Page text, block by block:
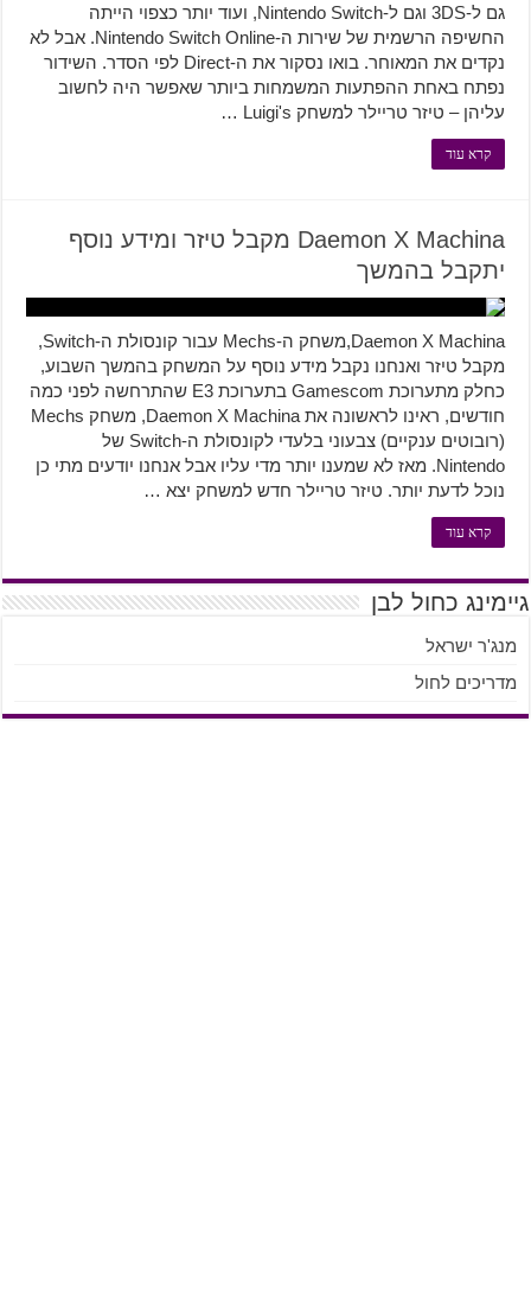
גם ל-3DS וגם ל-Nintendo Switch, ועוד יותר כצפוי הייתה
החשיפה הרשמית של שירות ה-Nintendo Switch Online. אבל לא
נקדים את המאוחר. בואו נסקור את ה-Direct לפי הסדר. השידור
נפתח באחת ההפתעות המשמחות ביותר שאפשר היה לחשוב
עליהן – טיזר טריילר למשחק Luigi's …
קרא עוד
Daemon X Machina מקבל טיזר ומידע נוסף
יתקבל בהמשך
Daemon X Machina,משחק ה-Mechs עבור קונסולת ה-Switch,
מקבל טיזר ואנחנו נקבל מידע נוסף על המשחק בהמשך השבוע,
כחלק מתערוכת Gamescom בתערוכת E3 שהתרחשה לפני כמה
חודשים, ראינו לראשונה את Daemon X Machina, משחק Mechs
(רובוטים ענקיים) צבעוני בלעדי לקונסולת ה-Switch של
Nintendo. מאז לא שמענו יותר מדי עליו אבל אנחנו יודעים מתי כן
נוכל לדעת יותר. טיזר טריילר חדש למשחק יצא …
קרא עוד
גיימינג כחול לבן
מנג'ר ישראל
מדריכים לחול